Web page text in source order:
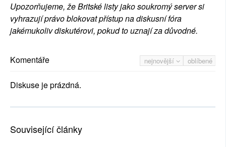
Upozorňujeme, že Britské listy jako soukromý server si
vyhrazují právo blokovat přístup na diskusní fóra
jakémukoliv diskutérovi, pokud to uznají za důvodné.
nejnovější oblíbené
Komentáře
Diskuse je prázdná.
Související články